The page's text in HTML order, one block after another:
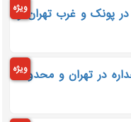
در پونک و غرب تهران و
ویژه
در تهران و محدوده
ویژه